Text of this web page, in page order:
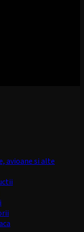
avioane si alte